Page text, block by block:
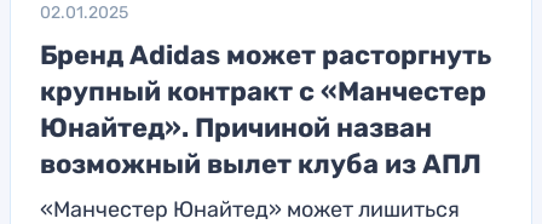
02.01.2025
Бренд Adidas может расторгнуть
крупный контракт с «Манчестер
Юнайтед». Причиной назван
возможный вылет клуба из АПЛ
«Манчестер Юнайтед» может лишиться